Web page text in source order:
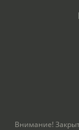
Внимание!